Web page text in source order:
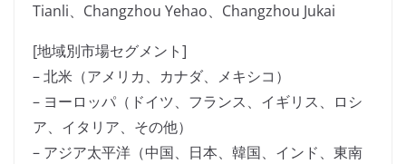
Tianli、Changzhou Yehao、Changzhou Jukai
[地域別市場セグメント]
– 北米（アメリカ、カナダ、メキシコ）
– ヨーロッパ（ドイツ、フランス、イギリス、ロシ
ア、イタリア、その他）
– アジア太平洋（中国、日本、韓国、インド、東南